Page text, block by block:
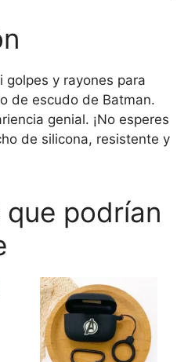
golpes y rayones para
de escudo de Batman.
genial. ¡No esperes
de silicona, resistente y
podrían